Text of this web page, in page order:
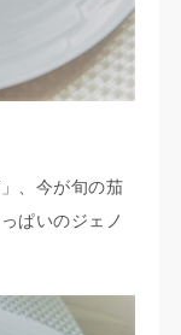
、今が旬の茄
ぱいのジェノ